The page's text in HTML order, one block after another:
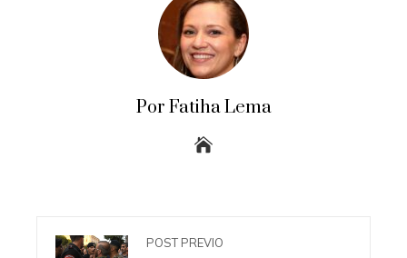
Por Fatiha Lema
POST PREVIO